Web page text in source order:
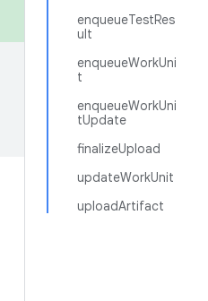
enqueueTestRes
ult
enqueueWorkUni
t
enqueueWorkUni
tUpdate
finalizeUpload
updateWorkUnit
uploadArtifact